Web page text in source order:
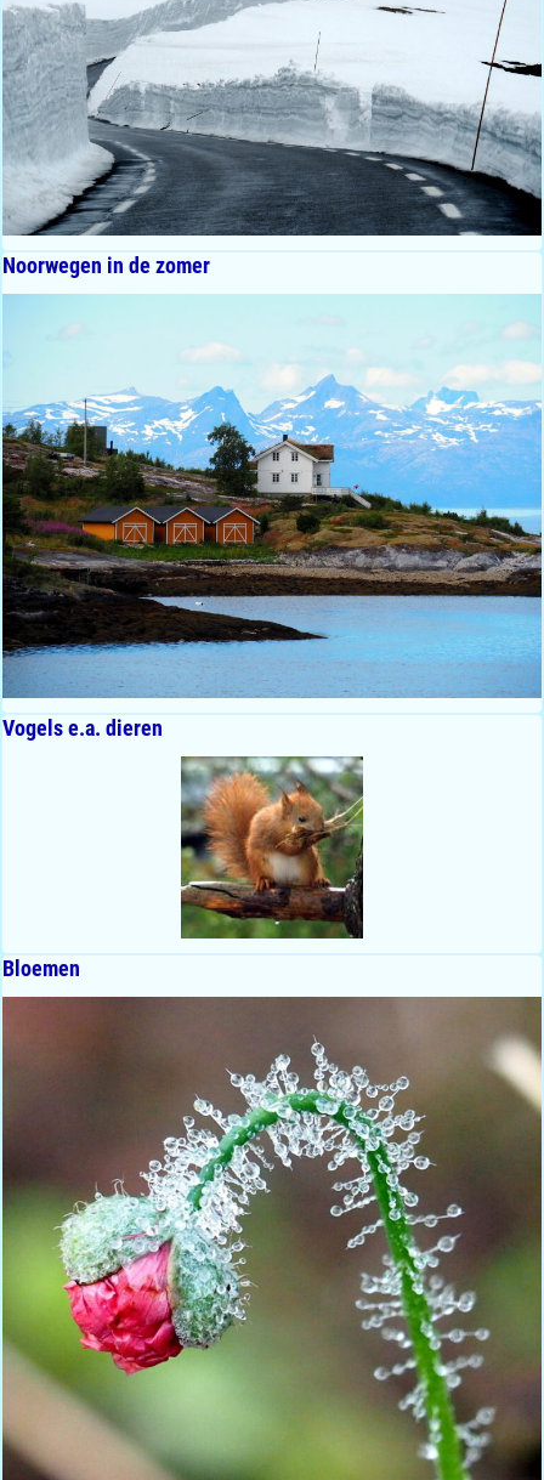
Noorwegen in de zomer
Vogels e.a. dieren
Bloemen